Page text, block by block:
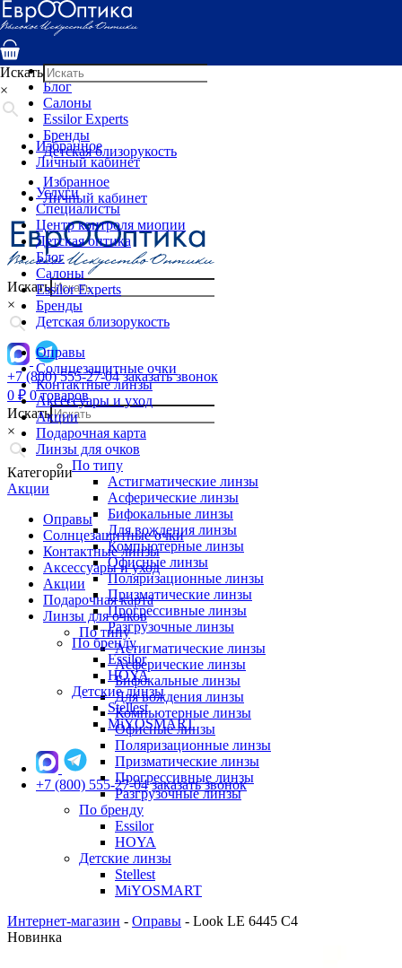
Услуги
Специалисты
Детская оптика
Блог
Салоны
Essilor Experts
Бренды
Детская близорукость
Избранное
Личный кабинет
Искать
×
+7 (800) 555-27-04 заказать звонок
0 ₽ 0 товаров
Искать
×
Категории
Акции
Оправы
Солнцезащитные очки
Контактные линзы
Аксессуары и уход
Акции
Подарочная карта
Линзы для очков
По типу
Астигматические линзы
Асферические линзы
Бифокальные линзы
Для вождения линзы
Компьютерные линзы
Офисные линзы
Поляризационные линзы
Призматические линзы
Прогрессивные линзы
Разгрузочные линзы
По бренду
Essilor
HOYA
Детские линзы
Stellest
MiYOSMART
Искать
×
Избранное
Личный кабинет
Услуги
Специалисты
Центр контроля миопии
Детская оптика
Блог
Салоны
Essilor Experts
Бренды
Детская близорукость
Оправы
Солнцезащитные очки
Контактные линзы
Аксессуары и уход
Акции
Подарочная карта
Линзы для очков
По типу
Астигматические линзы
Асферические линзы
Бифокальные линзы
Для вождения линзы
Компьютерные линзы
Офисные линзы
Поляризационные линзы
Призматические линзы
Прогрессивные линзы
Разгрузочные линзы
По бренду
Essilor
HOYA
Детские линзы
Stellest
MiYOSMART
+7 (800) 555-27-04 заказать звонок
Интернет-магазин - Оправы - Look LE 6445 C4
Новинка